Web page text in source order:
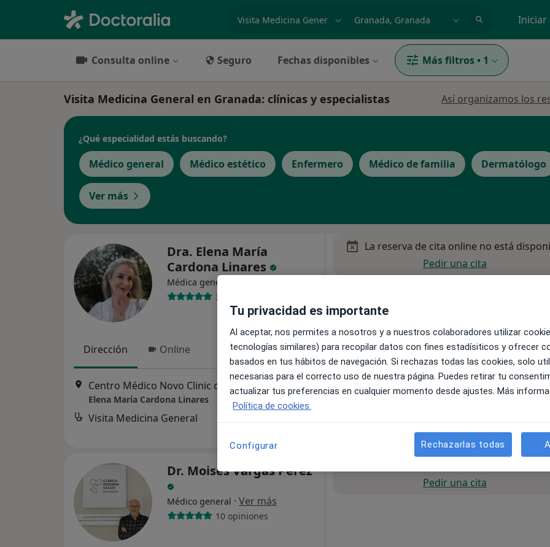
Iniciar
Consulta online Seguro Fechas disponibles Más filtros • 1
Visita Medicina General en Granada: clínicas y especialistas Así organizamos los
¿Qué especialidad estás buscando?
Médico general Médico estético Enfermero Médico de familia Dermatólogo
Ver más
Dra. Elena María
Cardona Linares
Médica general, Urgencióloga
36 opiniones
Dirección Online
Centro Médico Novo Clinic c/Ebro 38 Local 3, Granada Mapa
Elena María Cardona Linares
Visita Medicina General
La reserva de cita online no está
Pedir una cita
Dr. Moisés Vargas Pérez
Médico general · Ver más
10 opiniones
Pedir una cita
Tu privacidad es importante
Al aceptar, nos permites a nosotros y a nuestros colaboradores utilizar
tecnologías similares) para recopilar datos con fines estadísiticos y ofrecer
basados en tus hábitos de navegación. Si rechazas todas las cookies, solo
necesarias para el correcto uso de nuestra página. Puedes retirar tu
actualizar tus preferencias en cualquier momento desde ajustes. Más
Política de cookies.
Configurar Rechazarlas todas